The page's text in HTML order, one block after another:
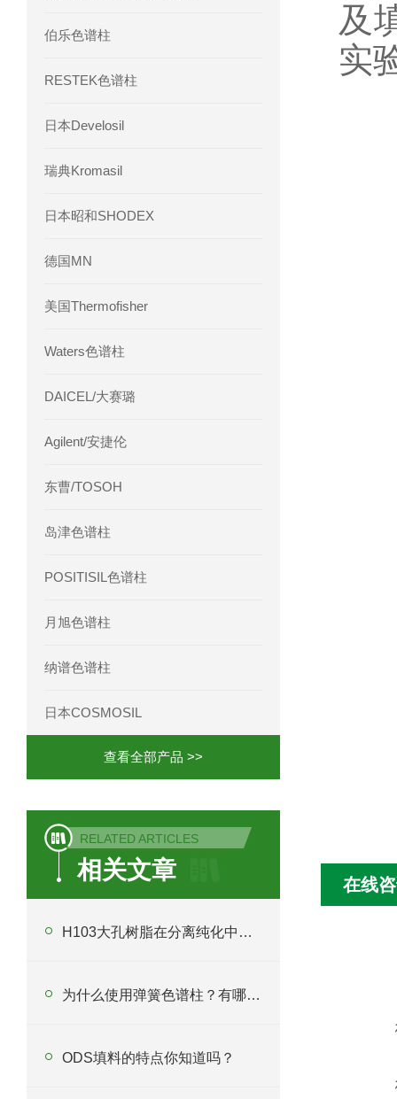
伯乐色谱柱
RESTEK色谱柱
日本Develosil
瑞典Kromasil
日本昭和SHODEX
德国MN
美国Thermofisher
Waters色谱柱
DAICEL/大赛璐
Agilent/安捷伦
东曹/TOSOH
岛津色谱柱
POSITISIL色谱柱
月旭色谱柱
纳谱色谱柱
日本COSMOSIL
查看全部产品 >>
RELATED ARTICLES
相关文章
H103大孔树脂在分离纯化中起什么作用？
为什么使用弹簧色谱柱？有哪些应用？
ODS填料的特点你知道吗？
及
实
在线